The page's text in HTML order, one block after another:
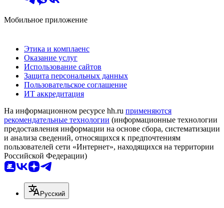
Мобильное приложение
Этика и комплаенс
Оказание услуг
Использование сайтов
Защита персональных данных
Пользовательское соглашение
ИТ аккредитация
На информационном ресурсе hh.ru применяются
рекомендательные технологии (информационные технологии
предоставления информации на основе сбора, систематизации
и анализа сведений, относящихся к предпочтениям
пользователей сети «Интернет», находящихся на территории
Российской Федерации)
Русский